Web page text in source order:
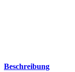
Beschreibung